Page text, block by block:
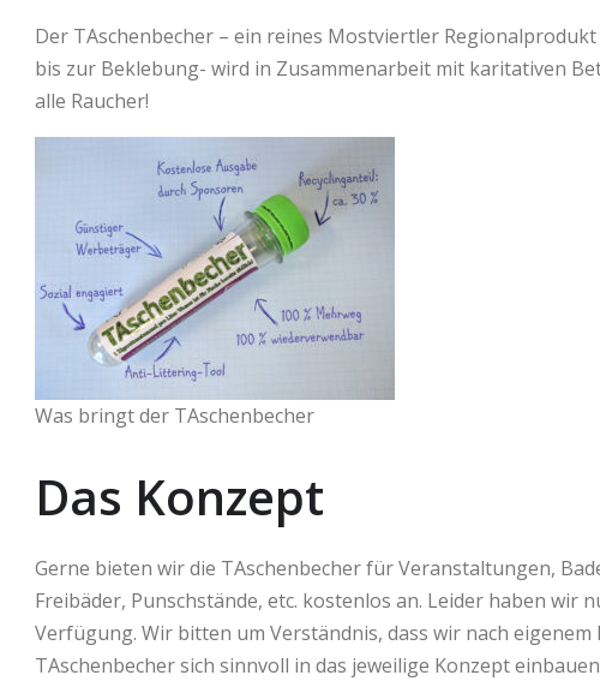
Der TAschenbecher – ein reines Mostviertler
bis zur Beklebung- wird in Zusammenarbeit mit karitativen
alle Raucher!
Was bringt der TAschenbecher
Das Konzept
Gerne bieten wir die TAschenbecher für Veranstaltungen,
Freibäder, Punschstände, etc. kostenlos an. Leider haben
Verfügung. Wir bitten um Verständnis, dass wir nach
TAschenbecher sich sinnvoll in das jeweilige Konzept